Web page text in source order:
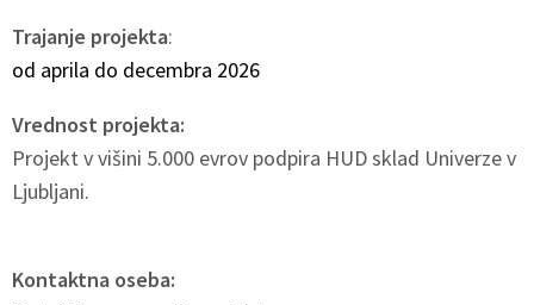
Trajanje projekta:
od aprila do decembra 2026
Vrednost projekta:
Projekt v višini 5.000 evrov podpira HUD sklad Univerze v
Ljubljani.
Kontaktna oseba: